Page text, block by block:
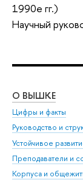
1990е гг.)
Научный
О ВЫШКЕ
Цифры и факты
Руководство и
Устойчивое
Преподаватели и
Корпуса и